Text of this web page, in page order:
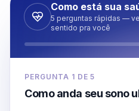
Como está sua
5 perguntas rápidas —
sentido pra você
PERGUNTA 1 DE5
Como anda seu sono